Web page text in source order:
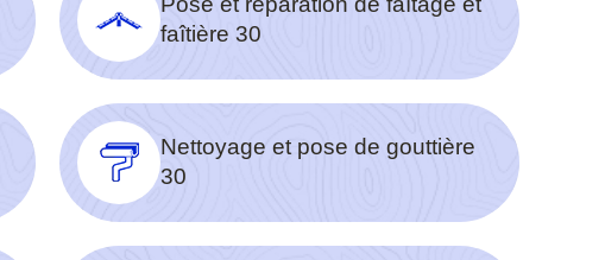
faîtière 30
Nettoyage et pose de gouttière
30